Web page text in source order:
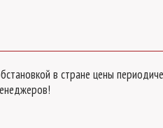
в стране цены